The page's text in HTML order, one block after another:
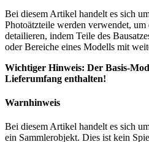
Bei diesem Artikel handelt es sich
Photoätzteile werden verwendet,
detailieren, indem Teile des
oder Bereiche eines Modells mit
Wichtiger Hinweis: Der Basis-
Lieferumfang enthalten!
Warnhinweis
Bei diesem Artikel handelt es sich
ein Sammlerobjekt. Dies ist kein